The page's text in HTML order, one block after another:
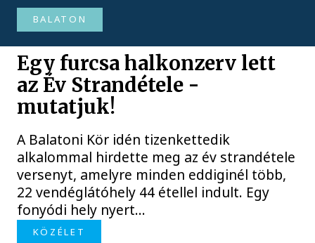
BALATON
Egy furcsa halkonzerv lett
az Év Strandétele -
mutatjuk!
A Balatoni Kör idén tizenkettedik
alkalommal hirdette meg az év strandétele
versenyt, amelyre minden eddiginél több,
22 vendéglátóhely 44 étellel indult. Egy
fonyódi hely nyert...
KÖZÉLET